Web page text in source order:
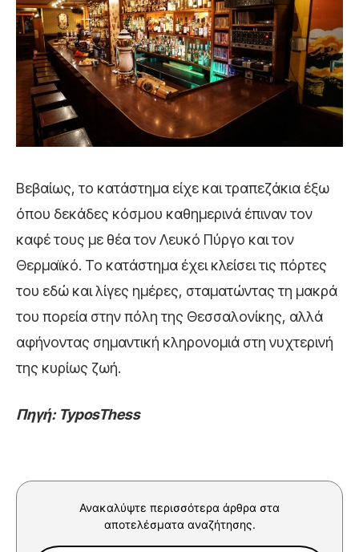
Βεβαίως, το κατάστημα είχε και τραπεζάκια έξω
όπου δεκάδες κόσμου καθημερινά έπιναν τον
καφέ τους με θέα τον Λευκό Πύργο και τον
Θερμαϊκό. Το κατάστημα έχει κλείσει τις πόρτες
του εδώ και λίγες ημέρες, σταματώντας τη μακρά
του πορεία στην πόλη της Θεσσαλονίκης, αλλά
αφήνοντας σημαντική κληρονομιά στη νυχτερινή
της κυρίως ζωή.
Πηγή: TyposThess
Ανακαλύψτε περισσότερα άρθρα στα
αποτελέσματα αναζήτησης.